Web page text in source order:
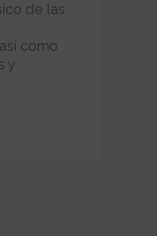
de las
como
y